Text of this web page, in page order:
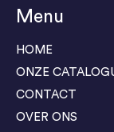
Menu
HOME
ONZE
CONTACT
OVER ONS